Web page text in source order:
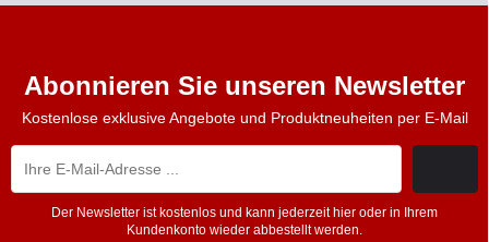
Abonnieren Sie unseren Newsletter
Kostenlose exklusive Angebote und Produktneuheiten per E-Mail
Der Newsletter ist kostenlos und kann jederzeit hier oder in Ihrem
Kundenkonto wieder abbestellt werden.